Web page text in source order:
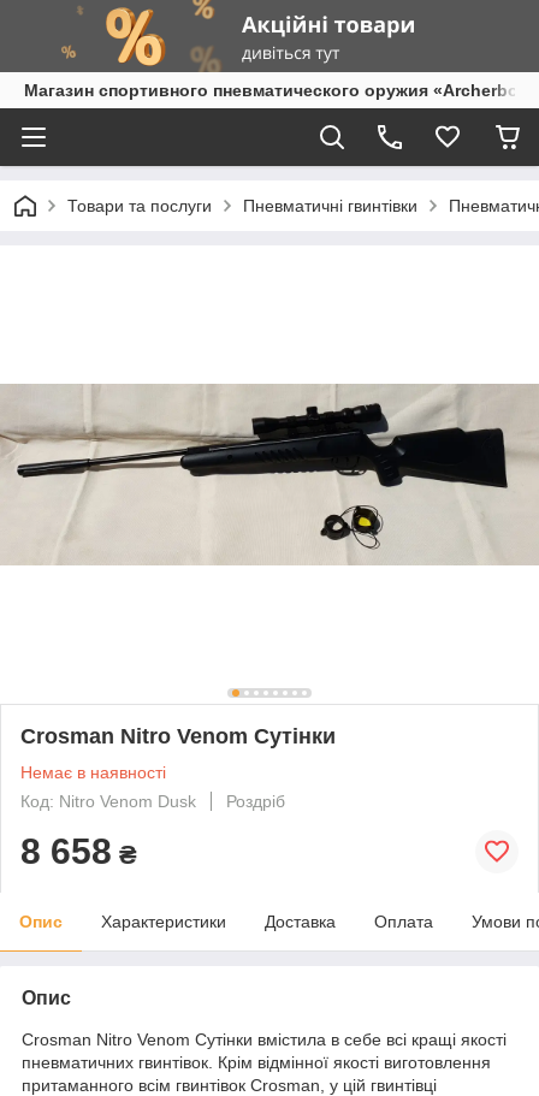
Магазин спортивного пневматического оружия
Товари та послуги Пневматичні гвинтівки
Crosman Nitro Venom Сутінки
Немає в наявності
Код: Nitro Venom Dusk
Роздріб
8 658 ₴
Опис Характеристики Доставка Оплата Умови
Опис
Crosman Nitro Venom Сутінки вмістила в себе всі кращі якості
пневматичних гвинтівок. Крім відмінної якості виготовлення
притаманного всім гвинтівок Crosman, у цій гвинтівці